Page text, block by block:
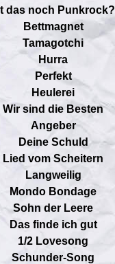
das noch Punkrock?
Bettmagnet
Tamagotchi
Hurra
Perfekt
Heulerei
Wir sind die Besten
Angeber
Deine Schuld
Lied vom Scheitern
Langweilig
Mondo Bondage
Sohn der Leere
Das finde ich gut
1/2 Lovesong
Schunder-Song